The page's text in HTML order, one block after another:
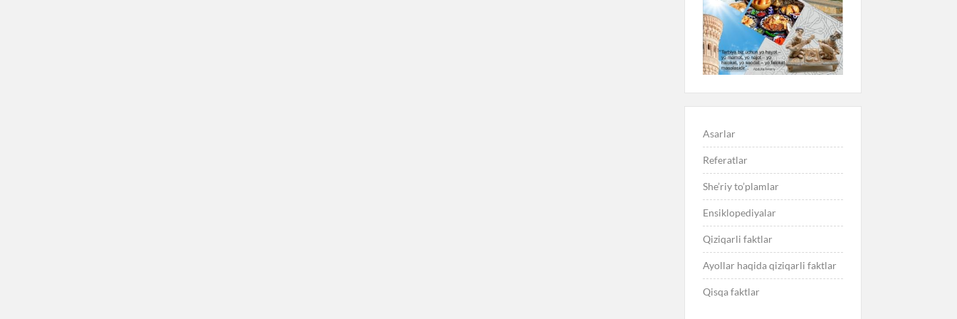
Asarlar
Referatlar
She’riy to’plamlar
Ensiklopediyalar
Qiziqarli faktlar
Ayollar haqida qiziqarli faktlar
Qisqa faktlar